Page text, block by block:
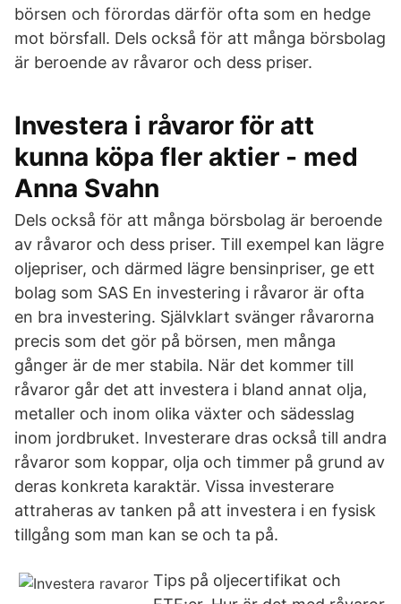
börsen och förordas därför ofta som en hedge
mot börsfall. Dels också för att många börsbolag
är beroende av råvaror och dess priser.
Investera i råvaror för att
kunna köpa fler aktier - med
Anna Svahn
Dels också för att många börsbolag är beroende
av råvaror och dess priser. Till exempel kan lägre
oljepriser, och därmed lägre bensinpriser, ge ett
bolag som SAS En investering i råvaror är ofta
en bra investering. Självklart svänger råvarorna
precis som det gör på börsen, men många
gånger är de mer stabila. När det kommer till
råvaror går det att investera i bland annat olja,
metaller och inom olika växter och sädesslag
inom jordbruket. Investerare dras också till andra
råvaror som koppar, olja och timmer på grund av
deras konkreta karaktär. Vissa investerare
attraheras av tanken på att investera i en fysisk
tillgång som man kan se och ta på.
Tips på oljecertifikat och